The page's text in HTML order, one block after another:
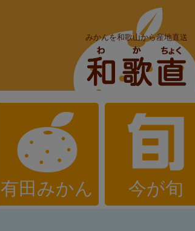
みかんを和歌山から産地直送
有田みかん 今が旬